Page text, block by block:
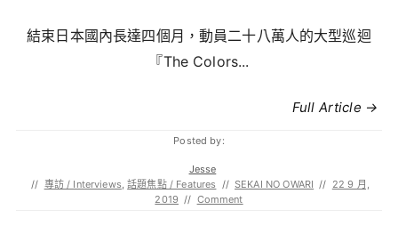
結束日本國內長達四個月，動員二十八萬人的大型巡迴
『The Colors...
Full Article →
Posted by:
Jesse
// 專訪 / Interviews,話題焦點 / Features // SEKAI NO OWARI // 22 9 月,
2019 // Comment